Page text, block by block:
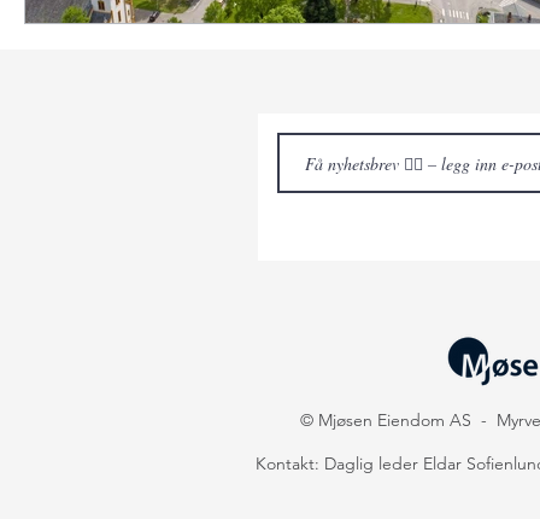
© Mjøsen Eiendom AS -
Kontakt: Daglig leder Eldar